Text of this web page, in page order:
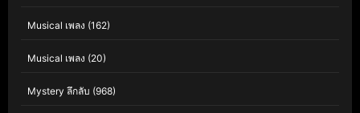
Musical เพลง (162)
Musical เพลง (20)
Mystery ลึกลับ (968)